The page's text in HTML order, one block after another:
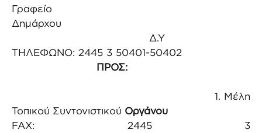
Γραφείο
Δημάρχου
Δ.Υ
ΤΗΛΕΦΩΝΟ: 2445 3 50401-50402
ΠΡΟΣ:
1. Mέλη
Τοπικού Συντονιστικού Οργάνου
FAX: 2445 3